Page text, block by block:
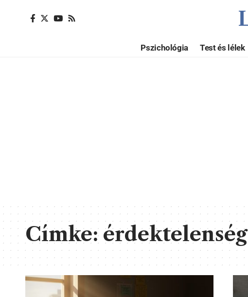
Pszichológia Test és lélek
Címke: érdektelenség